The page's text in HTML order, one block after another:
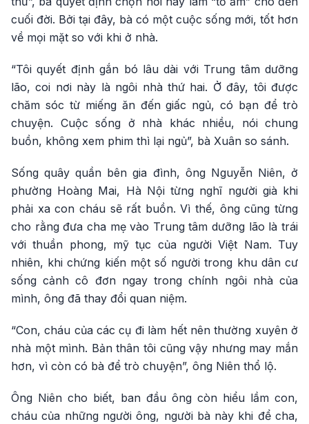
cuối đời. Bởi tại đây, bà có một cuộc sống mới, tốt hơn
về mọi mặt so với khi ở nhà.
“Tôi quyết định gắn bó lâu dài với Trung tâm dưỡng
lão, coi nơi này là ngôi nhà thứ hai. Ở đây, tôi được
chăm sóc từ miếng ăn đến giấc ngủ, có bạn để trò
chuyện. Cuộc sống ở nhà khác nhiều, nói chung
buồn, không xem phim thì lại ngủ”, bà Xuân so sánh.
Sống quây quần bên gia đình, ông Nguyễn Niên, ở
phường Hoàng Mai, Hà Nội từng nghĩ người già khi
phải xa con cháu sẽ rất buồn. Vì thế, ông cũng từng
cho rằng đưa cha mẹ vào Trung tâm dưỡng lão là trái
với thuần phong, mỹ tục của người Việt Nam. Tuy
nhiên, khi chứng kiến một số người trong khu dân cư
sống cảnh cô đơn ngay trong chính ngôi nhà của
mình, ông đã thay đổi quan niệm.
“Con, cháu của các cụ đi làm hết nên thường xuyên ở
nhà một mình. Bản thân tôi cũng vậy nhưng may mắn
hơn, vì còn có bà để trò chuyện”, ông Niên thổ lộ.
Ông Niên cho biết, ban đầu ông còn hiểu lầm con,
cháu của những người ông, người bà này khi để cha,